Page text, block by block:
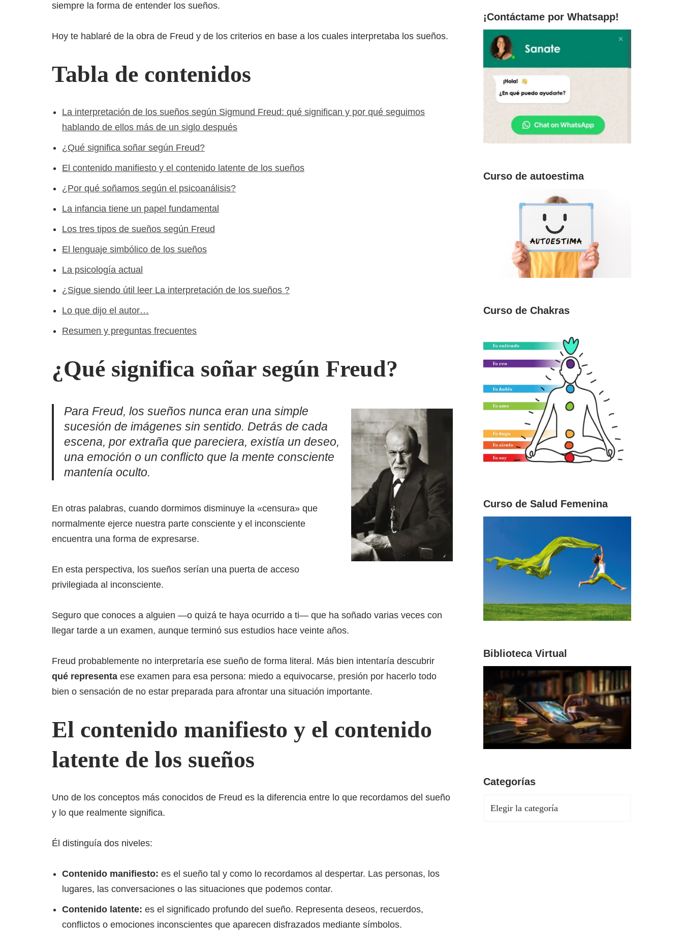
siempre la forma de entender los sueños.
Hoy te hablaré de la obra de Freud y de los criterios en base a los cuales interpretaba los sueños.
Tabla de contenidos
La interpretación de los sueños según Sigmund Freud: qué significan y por qué seguimos
hablando de ellos más de un siglo después
¿Qué significa soñar según Freud?
El contenido manifiesto y el contenido latente de los sueños
¿Por qué soñamos según el psicoanálisis?
La infancia tiene un papel fundamental
Los tres tipos de sueños según Freud
El lenguaje simbólico de los sueños
La psicología actual
¿Sigue siendo útil leer La interpretación de los sueños ?
Lo que dijo el autor…
Resumen y preguntas frecuentes
¿Qué significa soñar según Freud?
Para Freud, los sueños nunca eran una simple
sucesión de imágenes sin sentido. Detrás de cada
escena, por extraña que pareciera, existía un deseo,
una emoción o un conflicto que la mente consciente
mantenía oculto.
En otras palabras, cuando dormimos disminuye la «censura» que
normalmente ejerce nuestra parte consciente y el inconsciente
encuentra una forma de expresarse.
En esta perspectiva, los sueños serían una puerta de acceso
privilegiada al inconsciente.
Seguro que conoces a alguien —o quizá te haya ocurrido a ti— que ha soñado varias veces con
llegar tarde a un examen, aunque terminó sus estudios hace veinte años.
Freud probablemente no interpretaría ese sueño de forma literal. Más bien intentaría descubrir
qué representa ese examen para esa persona: miedo a equivocarse, presión por hacerlo todo
bien o sensación de no estar preparada para afrontar una situación importante.
El contenido manifiesto y el contenido
latente de los sueños
Uno de los conceptos más conocidos de Freud es la diferencia entre lo que recordamos del sueño
y lo que realmente significa.
Él distinguía dos niveles:
Contenido manifiesto: es el sueño tal y como lo recordamos al despertar. Las personas, los
lugares, las conversaciones o las situaciones que podemos contar.
Contenido latente: es el significado profundo del sueño. Representa deseos, recuerdos,
conflictos o emociones inconscientes que aparecen disfrazados mediante símbolos.
¡Contáctame por Whatsapp!
Curso de autoestima
Curso de Chakras
Curso de Salud Femenina
Biblioteca Virtual
Categorías